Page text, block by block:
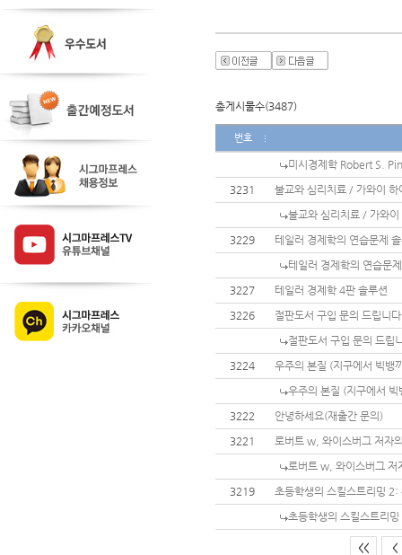
총게시물수(3487)
번호
미시경제학 Robert S.
3231
불교와 심리치료 / 가와이 하
불교와 심리치료 / 가와
3229
테일러 경제학의 연습문제
테일러 경제학의 연습문
3227
테일러 경제학 4판 솔루션
3226
절판도서 구입 문의 드립니
절판도서 구입 문의 드립
3224
우주의 본질 (지구에서 빅뱅
우주의 본질 (지구에서
3222
안녕하세요(재출간 문의)
3221
로버트 w, 와이스버그 저자
로버트 w, 와이스버그
3219
초등학생의 스킬스트리밍 2:
초등학생의 스킬스트리
<< <